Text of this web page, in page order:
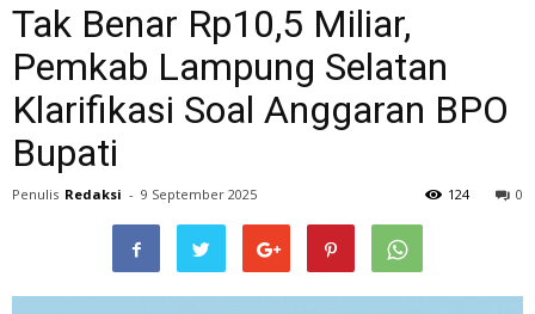
Tak Benar Rp10,5 Miliar,
Pemkab Lampung Selatan
Klarifikasi Soal Anggaran BPO
Bupati
Penulis Redaksi - 9 September 2025 0
124